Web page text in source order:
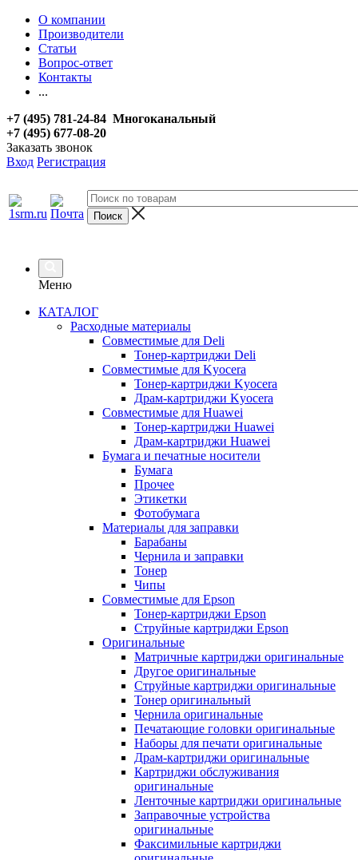
О компании
Производители
Статьи
Вопрос-ответ
Контакты
...
+7 (495) 781-24-84 Многоканальный
+7 (495) 677-08-20
Заказать звонок
Вход Регистрация
Меню
КАТАЛОГ
Расходные материалы
Совместимые для Deli
Тонер-картриджи Deli
Совместимые для Kyocera
Тонер-картриджи Kyocera
Драм-картриджи Kyocera
Совместимые для Huawei
Тонер-картриджи Huawei
Драм-картриджи Huawei
Бумага и печатные носители
Бумага
Прочее
Этикетки
Фотобумага
Материалы для заправки
Барабаны
Чернила и заправки
Тонер
Чипы
Совместимые для Epson
Тонер-картриджи Epson
Струйные картриджи Epson
Оригинальные
Матричные картриджи оригинальные
Другое оригинальные
Струйные картриджи оригинальные
Тонер оригинальный
Чернила оригинальные
Печатающие головки оригинальные
Наборы для печати оригинальные
Драм-картриджи оригинальные
Картриджи обслуживания
оригинальные
Ленточные картриджи оригинальные
Заправочные устройства
оригинальные
Факсимильные картриджи